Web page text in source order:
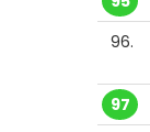
96.
97